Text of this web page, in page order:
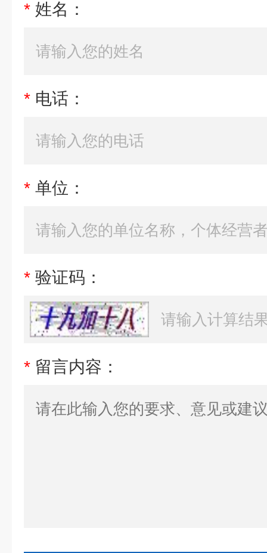
* 姓名：
* 电话：
* 单位：
* 验证码：
* 留言内容：